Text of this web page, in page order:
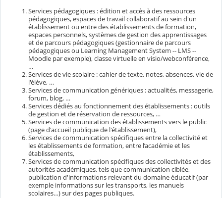
Services pédagogiques : édition et accès à des ressources
pédagogiques, espaces de travail collaboratif au sein d'un
établissement ou entre des établissements de formation,
espaces personnels, systèmes de gestion des apprentissages
et de parcours pédagogiques (gestionnaire de parcours
pédagogiques ou Learning Management System -- LMS --
Moodle par exemple), classe virtuelle en visio/webconférence,
…
Services de vie scolaire : cahier de texte, notes, absences, vie de
l'élève, …
Services de communication génériques : actualités, messagerie,
forum, blog, …
Services dédiés au fonctionnement des établissements : outils
de gestion et de réservation de ressources, …
Services de communication des établissements vers le public
(page d'accueil publique de l'établissement),
Services de communication spécifiques entre la collectivité et
les établissements de formation, entre l’académie et les
établissements,
Services de communication spécifiques des collectivités et des
autorités académiques, tels que communication ciblée,
publication d'informations relevant du domaine éducatif (par
exemple informations sur les transports, les manuels
scolaires…) sur des pages publiques.